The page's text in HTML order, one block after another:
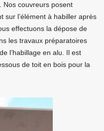
Nos couvreurs posent
sur l’élément à habiller après
effectuons la dépose de
les travaux préparatoires
l’habillage en alu. Il est
de toit en bois pour la